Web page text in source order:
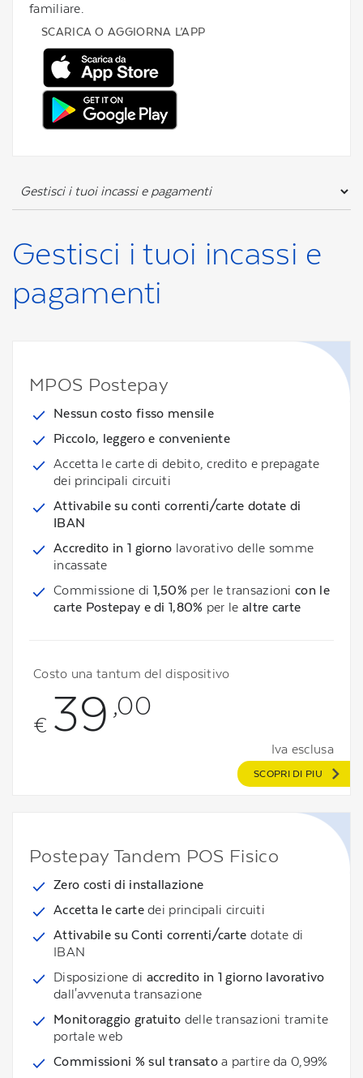
familiare.
SCARICA O AGGIORNA L’APP
Gestisci i tuoi incassi e
pagamenti
MPOS Postepay
Nessun costo fisso mensile
Piccolo, leggero e conveniente
Accetta le carte di debito, credito e prepagate
dei principali circuiti
Attivabile su conti correnti/carte dotate di
IBAN
Accredito in 1 giorno lavorativo delle somme
incassate
Commissione di 1,50% per le transazioni con le
carte Postepay e di 1,80% per le altre carte
Costo una tantum del dispositivo
€ 39 ,00
Iva esclusa
SCOPRI DI PIU
Postepay Tandem POS Fisico
Zero costi di installazione
Accetta le cartedei principali circuiti
Attivabile su Conti correnti/carte dotate di
IBAN
Disposizione di accredito in 1 giorno lavorativo
dall'avvenuta transazione
Monitoraggio gratuito delle transazioni tramite
portale web​
Commissioni % sul transatoa partire da 0,99%